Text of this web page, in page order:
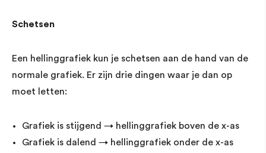
Schetsen
Een hellinggrafiek kun je schetsen aan de hand van de
normale grafiek. Er zijn drie dingen waar je dan op
moet letten:
Grafiek is stijgend → hellinggrafiek boven de x-as
Grafiek is dalend → hellinggrafiek onder de x-as